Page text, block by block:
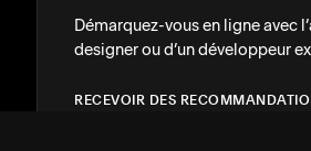
Démarquez-vous en ligne avec
designer ou d’un développeur
RECEVOIR DES